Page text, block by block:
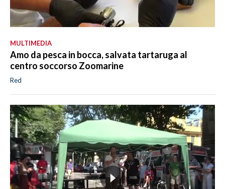
MULTIMEDIA
Amo da pesca in bocca, salvata tartaruga al
centro soccorso Zoomarine
Red